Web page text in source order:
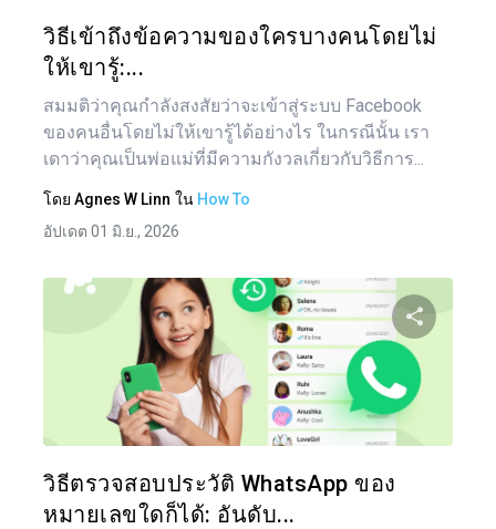
วิธีเข้าถึงข้อความของใครบางคนโดยไม่
ให้เขารู้:...
สมมติว่าคุณกำลังสงสัยว่าจะเข้าสู่ระบบ Facebook
ของคนอื่นโดยไม่ให้เขารู้ได้อย่างไร ในกรณีนั้น เรา
เดาว่าคุณเป็นพ่อแม่ที่มีความกังวลเกี่ยวกับวิธีการ...
โดย Agnes W Linn ใน How To
อัปเดต 01 มิ.ย., 2026
วิธีตรวจสอบประวัติ WhatsApp ของ
หมายเลขใดก็ได้: อันดับ...